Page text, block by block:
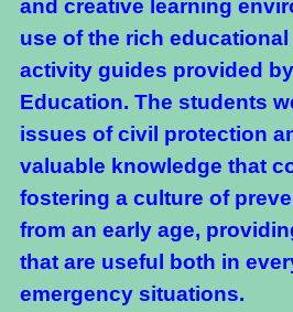
and creative learning
use of the rich
activity guides provided
Education. The students
issues of civil protection
valuable knowledge that
fostering a culture of
from an early age,
that are useful both in
emergency situations.